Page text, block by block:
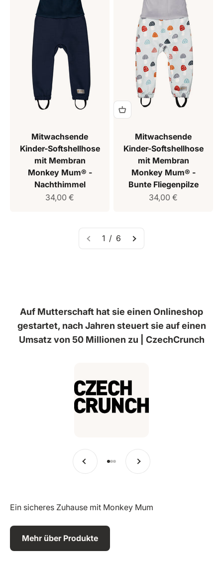
Mitwachsende
Kinder-Softshellhose
mit Membran
Monkey Mum® -
Nachthimmel
Verkaufspreis
34,00 €
Mitwachsende
Kinder-Softshellhose
mit Membran
Monkey Mum® -
Bunte Fliegenpilze
Verkaufspreis
34,00 €
1 / 6
Auf Mutterschaft hat sie einen Onlineshop
gestartet, nach Jahren steuert sie auf einen
Umsatz von 50 Millionen zu | CzechCrunch
Vorherige
Zu Eintrag 1 springen
Zu Eintrag 2 springen
Zu Eintrag 3 springen
Weiter
Ein sicheres Zuhause mit Monkey Mum
Mehr über Produkte